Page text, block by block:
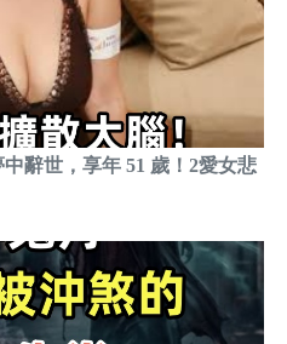
辭世，享年 51 歲！2愛女悲